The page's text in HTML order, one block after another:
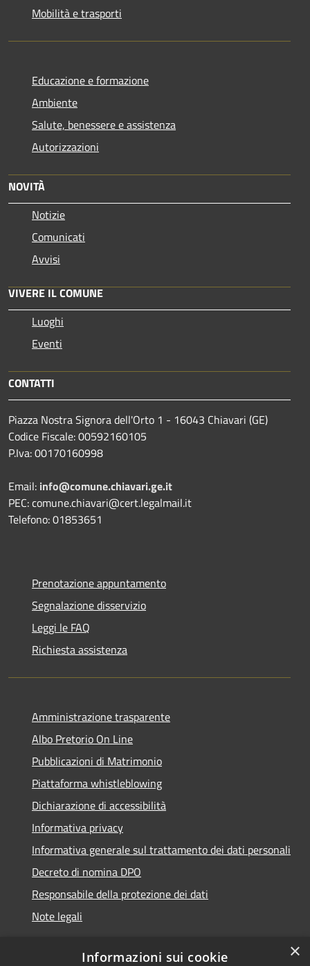
Mobilità e trasporti
Educazione e formazione
Ambiente
Salute, benessere e assistenza
Autorizzazioni
NOVITÀ
Notizie
Comunicati
Avvisi
VIVERE IL COMUNE
Luoghi
Eventi
CONTATTI
Piazza Nostra Signora dell'Orto 1 - 16043 Chiavari (GE)
Codice Fiscale: 00592160105
P.Iva: 00170160998
Email: info@comune.chiavari.ge.it
PEC: comune.chiavari@cert.legalmail.it
Telefono: 01853651
Prenotazione appuntamento
Segnalazione disservizio
Leggi le FAQ
Richiesta assistenza
Amministrazione trasparente
Albo Pretorio On Line
Pubblicazioni di Matrimonio
Piattaforma whistleblowing
Dichiarazione di accessibilità
Informativa privacy
Informativa generale sul trattamento dei dati personali
Decreto di nomina DPO
Responsabile della protezione dei dati
Note legali
×
Informazioni sui cookie